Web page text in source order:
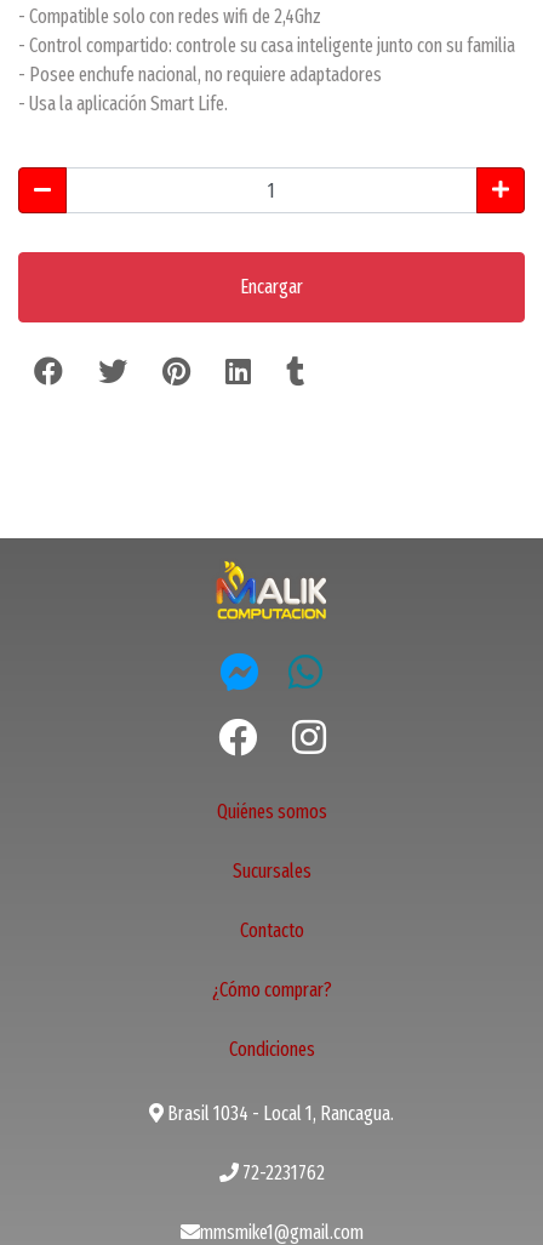
- Compatible solo con redes wifi de 2,4Ghz
- Control compartido: controle su casa inteligente junto con su familia
- Posee enchufe nacional, no requiere adaptadores
- Usa la aplicación Smart Life.
Encargar
Quiénes somos
Sucursales
Contacto
¿Cómo comprar?
Condiciones
Brasil 1034 - Local 1, Rancagua.
72-2231762
mmsmike1@gmail.com